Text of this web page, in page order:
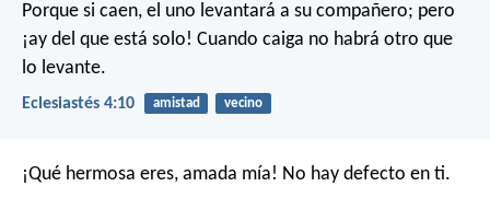
Porque si caen, el uno levantará a su compañero; pero
¡ay del que está solo! Cuando caiga no habrá otro que
lo levante.
Eclesiastés 4:10 amistad vecino
¡Qué hermosa eres, amada mía! No hay defecto en ti.